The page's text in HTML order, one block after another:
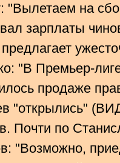
"Вылетаем на
зарплаты
"В Премьер-
продаже
"открылись"
Почти по
"Возможно,